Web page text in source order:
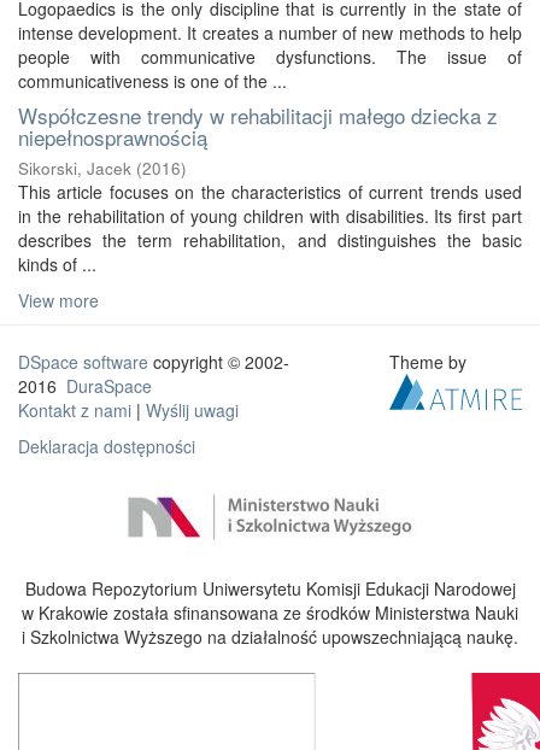
Logopaedics is the only discipline that is currently in the state of
intense development. It creates a number of new methods to help
people with communicative dysfunctions. The issue of
communicativeness is one of the ...
Współczesne trendy w rehabilitacji małego dziecka z
niepełnosprawnością
Sikorski, Jacek (2016)
This article focuses on the characteristics of current trends used
in the rehabilitation of young children with disabilities. Its first part
describes the term rehabilitation, and distinguishes the basic
kinds of ...
View more
DSpace software copyright © 2002-
2016 DuraSpace
Kontakt z nami | Wyślij uwagi
Deklaracja dostępności
Theme by
Budowa Repozytorium Uniwersytetu Komisji Edukacji Narodowej
w Krakowie została sfinansowana ze środków Ministerstwa Nauki
i Szkolnictwa Wyższego na działalność upowszechniającą naukę.